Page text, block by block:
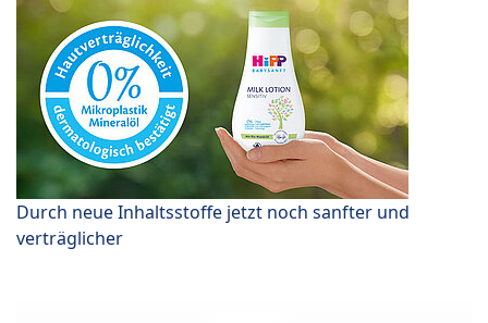
Durch neue Inhaltsstoffe jetzt noch sanfter und
verträglicher